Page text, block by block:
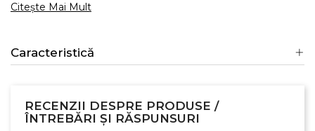
Citește Mai Mult
Caracteristică
RECENZII DESPRE PRODUSE /
ÎNTREBĂRI ȘI RĂSPUNSURI